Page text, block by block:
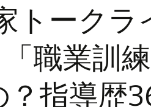
トークラ
職業訓
？指導歴